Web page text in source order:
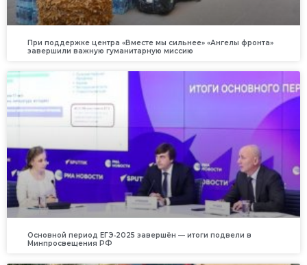
При поддержке центра «Вместе мы сильнее» «Ангелы фронта»
завершили важную гуманитарную миссию
Основной период ЕГЭ‑2025 завершён — итоги подвели в
Минпросвещения РФ